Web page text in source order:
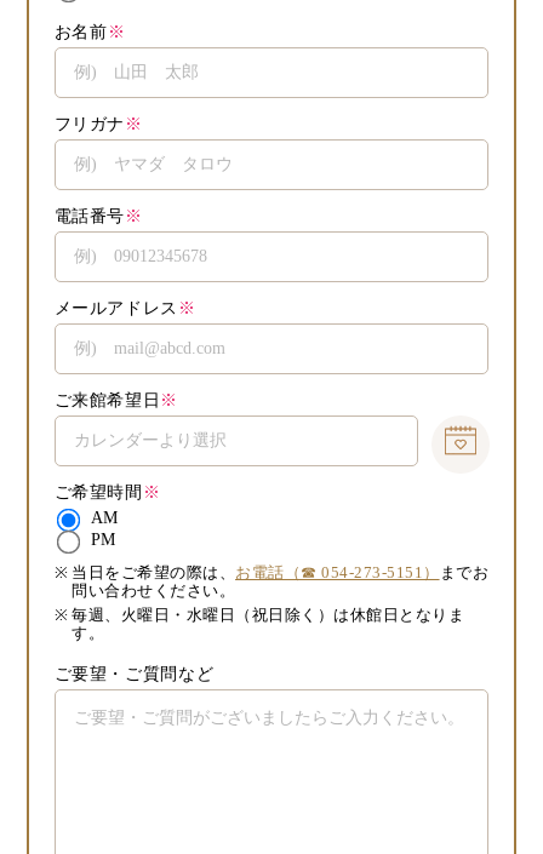
お名前 ※
フリガナ ※
電話番号 ※
メールアドレス ※
ご来館希望日 ※
ご希望時間 ※
AM
PM
当日をご希望の際は、 お電話（☎ 054-273-5151）
までお
問い合わせください。
毎週、火曜日・水曜日（祝日除く）は休館日となりま
す。
ご要望・ご質問など